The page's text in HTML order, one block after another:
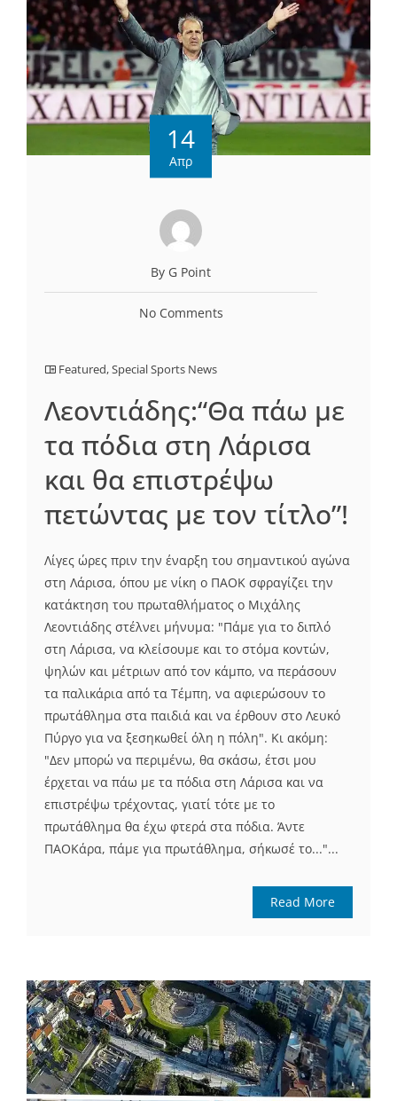
14
Απρ
By G Point
No Comments
Featured,Special Sports News
Λεοντιάδης:“Θα πάω με
τα πόδια στη Λάρισα
και θα επιστρέψω
πετώντας με τον τίτλο”!
Λίγες ώρες πριν την έναρξη του σημαντικού αγώνα
στη Λάρισα, όπου με νίκη ο ΠΑΟΚ σφραγίζει την
κατάκτηση του πρωταθλήματος ο Μιχάλης
Λεοντιάδης στέλνει μήνυμα: "Πάμε για το διπλό
στη Λάρισα, να κλείσουμε και το στόμα κοντών,
ψηλών και μέτριων από τον κάμπο, να περάσουν
τα παλικάρια από τα Tέμπη, να αφιερώσουν το
πρωτάθλημα στα παιδιά και να έρθουν στο Λευκό
Πύργο για να ξεσηκωθεί όλη η πόλη". Κι ακόμη:
"Δεν μπορώ να περιμένω, θα σκάσω, έτσι μου
έρχεται να πάω με τα πόδια στη Λάρισα και να
επιστρέψω τρέχοντας, γιατί τότε με το
πρωτάθλημα θα έχω φτερά στα πόδια. Άντε
ΠΑΟΚάρα, πάμε για πρωτάθλημα, σήκωσέ το..."...
Read More